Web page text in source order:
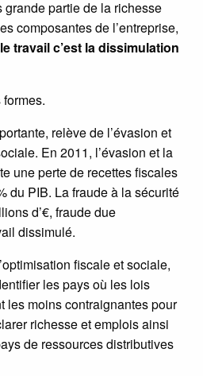
partie de la richesse
composantes de l’entreprise,
travail c’est la dissimulation
relève de l’évasion et
En 2011, l’évasion et la
une perte de recettes fiscales
du PIB. La fraude à la sécurité
d’€, fraude due
dissimulé.
fiscale et sociale,
les pays où les lois
les moins contraignantes pour
richesse et emplois ainsi
de ressources distributives